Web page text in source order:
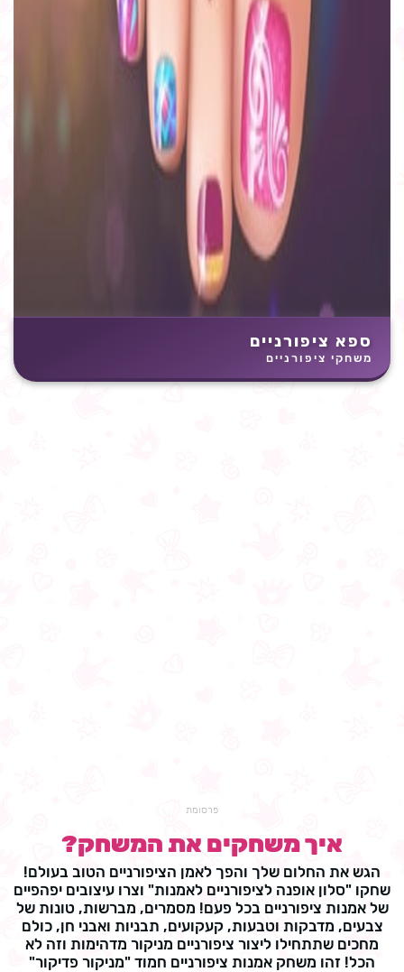
ספא ציפורניים
משחקי ציפורניים
פרסומת
איך משחקים את המשחק?
הגש את החלום שלך והפך לאמן הציפורניים הטוב בעולם!
שחקו "סלון אופנה לציפורניים לאמנות" וצרו עיצובים יפהפיים
של אמנות ציפורניים בכל פעם! מסמרים, מברשות, טונות של
צבעים, מדבקות וטבעות, קעקועים, תבניות ואבני חן, כולם
מחכים שתתחילו ליצור ציפורניים מניקור מדהימות וזה לא
הכל! זהו משחק אמנות ציפורניים חמוד "מניקור פדיקור"